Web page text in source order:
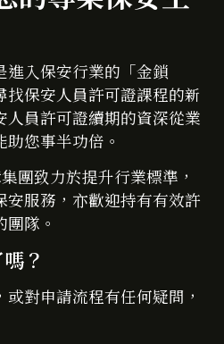
進入保安行業的「金鎖
找保安人員許可證課程的新
人員許可證續期的資深從業
您事半功倍。
團致力於提升行業標準，
安服務，亦歡迎持有有效許
隊。
？
對申請流程有任何疑問，